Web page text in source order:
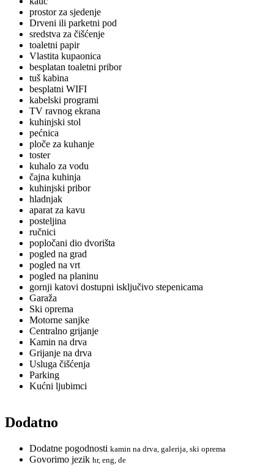
prostor za sjedenje
Drveni ili parketni pod
sredstva za čišćenje
toaletni papir
Vlastita kupaonica
besplatan toaletni pribor
tuš kabina
besplatni WIFI
kabelski programi
TV ravnog ekrana
kuhinjski stol
pećnica
ploče za kuhanje
toster
kuhalo za vodu
čajna kuhinja
kuhinjski pribor
hladnjak
aparat za kavu
posteljina
ručnici
popločani dio dvorišta
pogled na grad
pogled na vrt
pogled na planinu
gornji katovi dostupni isključivo stepenicama
Garaža
Ski oprema
Motorne sanjke
Centralno grijanje
Kamin na drva
Grijanje na drva
Usluga čišćenja
Parking
Kućni ljubimci
Dodatno
Dodatne pogodnosti kamin na drva, galerija, ski oprema
Govorimo jezik hr, eng, de